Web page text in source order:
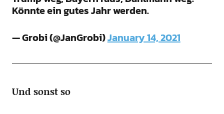
Könnte ein gutes Jahr werden.
— Grobi (@JanGrobi)January 14, 2021
Und sonst so